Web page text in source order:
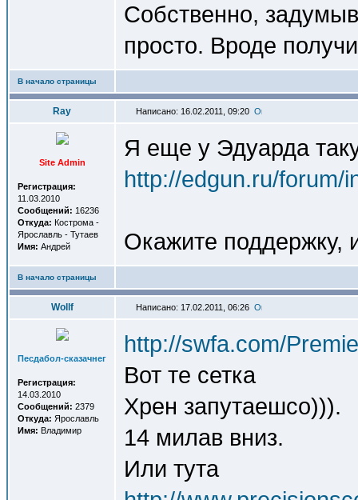
Собственно,
просто. Вроде
В начало страницы
Ray Написано: 16.02.2011, 09:20
Site Admin
Регистрация:
11.03.2010
Сообщений: 16236
Откуда: Кострома -
Ярославль - Тутаев
Имя: Андрей
Я еще у Эдуарда
http://edgun.ru/forum/
Окажите поддержку,
В начало страницы
Wollf Написано: 17.02.2011, 06:26
Песдабол-сказачнег
Регистрация:
14.03.2010
Сообщений: 2379
Откуда: Ярославль
Имя: Владимир
http://swfa.com/
Вот те сетка
Хрен запутаешсо))).
14 милав вниз.
Или тута